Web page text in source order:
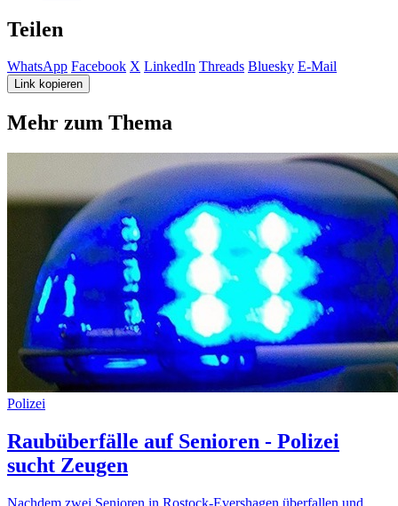
Teilen
WhatsApp Facebook X LinkedIn Threads Bluesky E-Mail
Link kopieren
Mehr zum Thema
Polizei
Raubüberfälle auf Senioren - Polizei
sucht Zeugen
Nachdem zwei Senioren in Rostock-Evershagen überfallen und